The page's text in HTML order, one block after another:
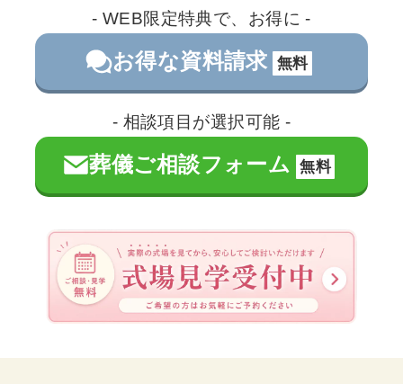
- WEB限定特典で、お得に -
お得な資料請求 無料
- 相談項目が選択可能 -
葬儀ご相談フォーム 無料